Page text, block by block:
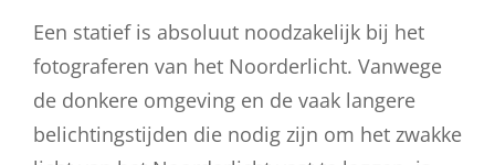
Een statief is absoluut noodzakelijk bij het
fotograferen van het Noorderlicht. Vanwege
de donkere omgeving en de vaak langere
belichtingstijden die nodig zijn om het zwakke